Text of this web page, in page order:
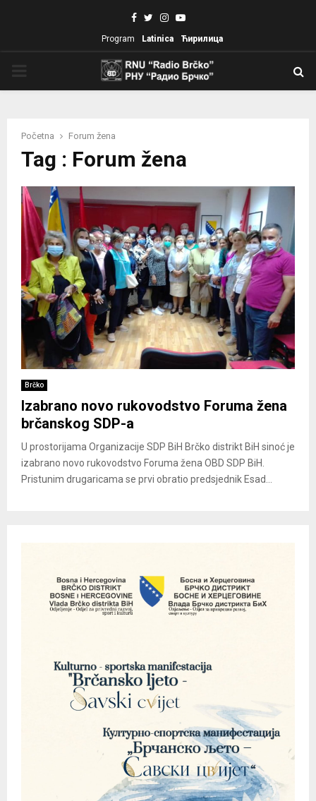
Facebook
TwitterInstagram
Youtube
Program Latinica Ћирилица
Početna Forum žena
Tag : Forum žena
Brčko
Izabrano novo rukovodstvo Foruma žena
brčanskog SDP-a
U prostorijama Organizacije SDP BiH Brčko distrikt BiH sinoć je
izabrano novo rukovodstvo Foruma žena OBD SDP BiH.
Pristunim drugaricama se prvi obratio predsjednik Esad...